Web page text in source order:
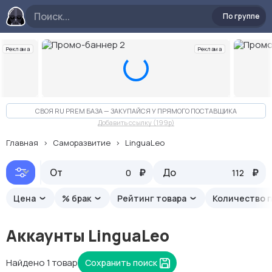
По группе
Реклама Реклама
Слайд 2 из 10
СВОЯ RU PREM БАЗА — ЗАКУПАЙСЯ У ПРЯМОГО ПОСТАВЩИКА
Добавить ссылку (199p)
Главная Саморазвитие LinguaLeo
Рекомендуемые
От ₽ До ₽
Цена % брак Рейтинг товара Количество
Аккаунты LinguaLeo
Найдено 1 товар Сохранить поиск